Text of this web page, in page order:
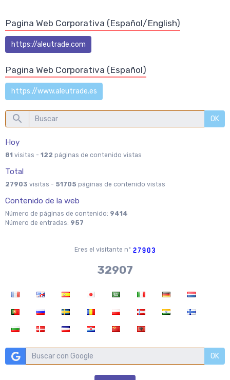
Pagina Web Corporativa (Español/English)
https://aleutrade.com
Pagina Web Corporativa (Español)
https://www.aleutrade.es
OK
Hoy
81 visitas - 122 páginas de contenido vistas
Total
27903 visitas - 51705 páginas de contenido vistas
Contenido de la web
Número de páginas de contenido: 9414
Número de entradas: 957
Eres el visitante nº
36704
OK